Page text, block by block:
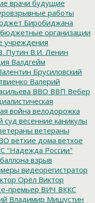
врачи будущие
работы
Биробиджана
бюджетные организации
Путин В.И. Ленин
Валдгейм
Брусиловский
Валерий
ВВО ВВП Вебер
война велодорожка
суд весенние каникулы
ветераны
ветхие дома ветхое
"Надежда России"
взрыв
видеорегистратор
Орёл Виктор
премьер ВИЧ ВККС
Владимир Мишустин